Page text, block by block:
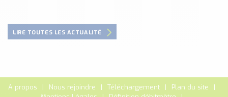
LIRE TOUTES LES ACTUALITÉ
A propos Nous rejoindre Téléchargement
Plan du site